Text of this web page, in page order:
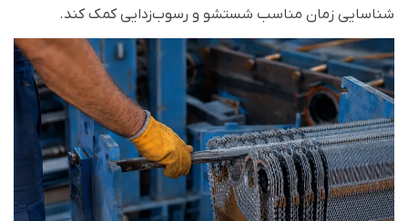
شناسایی زمان مناسب شستشو و رسوب‌زدایی کمک کند.